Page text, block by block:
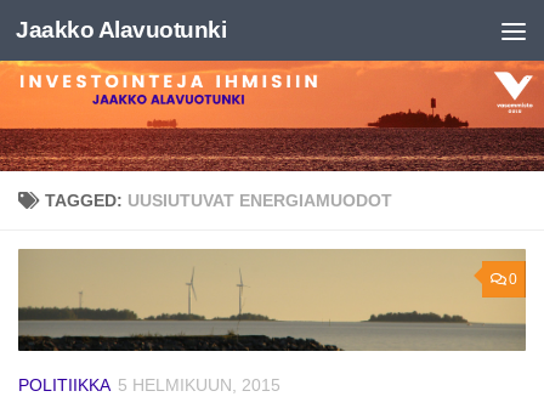
Skip to content
Jaakko Alavuotunki
TAGGED: UUSIUTUVAT ENERGIAMUODOT
0
POLITIIKKA 5 HELMIKUUN, 2015